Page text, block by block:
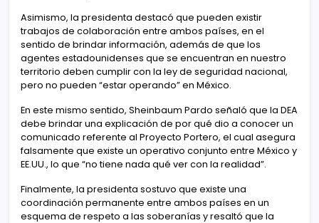
Asimismo, la presidenta destacó que pueden existir
trabajos de colaboración entre ambos países, en el
sentido de brindar información, además de que los
agentes estadounidenses que se encuentran en nuestro
territorio deben cumplir con la ley de seguridad nacional,
pero no pueden “estar operando” en México.
En este mismo sentido, Sheinbaum Pardo señaló que la DEA
debe brindar una explicación de por qué dio a conocer un
comunicado referente al Proyecto Portero, el cual asegura
falsamente que existe un operativo conjunto entre México y
EE.UU., lo que “no tiene nada qué ver con la realidad”.
Finalmente, la presidenta sostuvo que existe una
coordinación permanente entre ambos países en un
esquema de respeto a las soberanías y resaltó que la